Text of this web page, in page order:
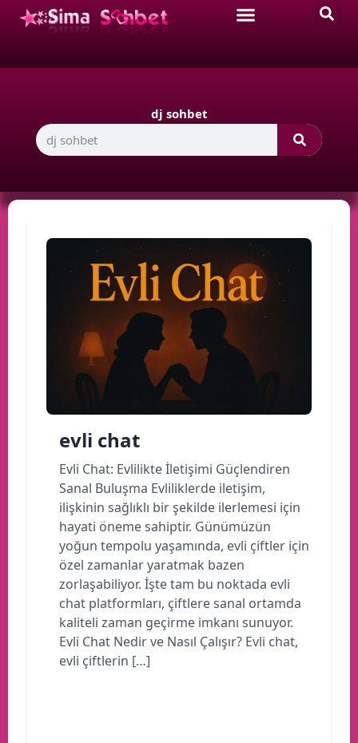
dj sohbet
evli chat
Evli Chat: Evlilikte İletişimi Güçlendiren
Sanal Buluşma Evliliklerde iletişim,
ilişkinin sağlıklı bir şekilde ilerlemesi için
hayati öneme sahiptir. Günümüzün
yoğun tempolu yaşamında, evli çiftler için
özel zamanlar yaratmak bazen
zorlaşabiliyor. İşte tam bu noktada evli
chat platformları, çiftlere sanal ortamda
kaliteli zaman geçirme imkanı sunuyor.
Evli Chat Nedir ve Nasıl Çalışır? Evli chat,
evli çiftlerin […]